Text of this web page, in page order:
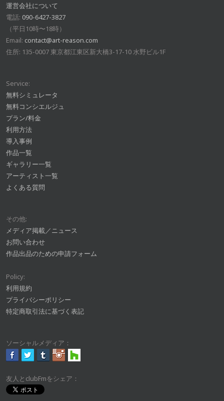
運営会社について
電話: 090-6427-3827
（平日10時〜18時）
Email: contact@art-reason.com
住所: 135-0007 東京都江東区新大橋3-17-10 水野ビル1F
Service:
無料シミュレータ
無料コンシエルジュ
プラン/料金
利用方法
導入事例
作品一覧
ギャラリー一覧
アーティスト一覧
よくある質問
その他:
メディア掲載／ニュース
お問い合わせ
作品出品のための申請フォーム
Policy:
利用規約
プライバシーポリシー
特定商取引法に基づく表記
ソーシャルメディア：
友人とclubFmをシェア：